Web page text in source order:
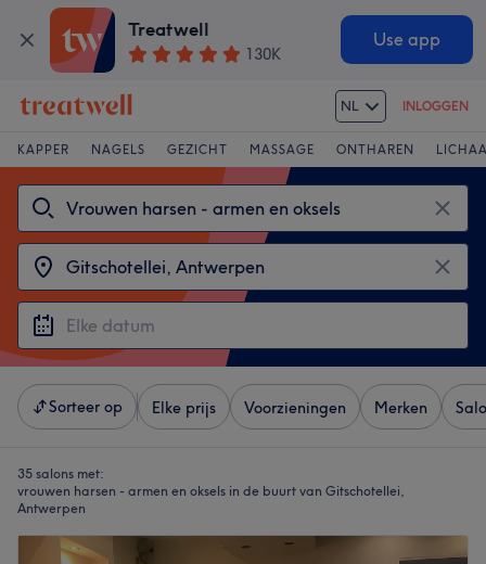
Treatwell
130K
Use app
NL INLOGGEN
KAPPER NAGELS GEZICHT MASSAGE ONTHAREN
Sorteer op Elke prijs Voorzieningen Merken
35 salons met:
vrouwen harsen - armen en oksels in de buurt van Gitschotellei,
Antwerpen